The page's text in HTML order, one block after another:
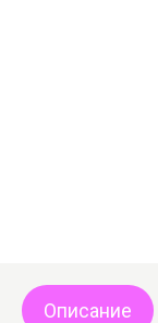
Описание